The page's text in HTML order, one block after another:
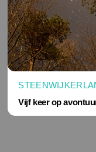
Vijf keer op